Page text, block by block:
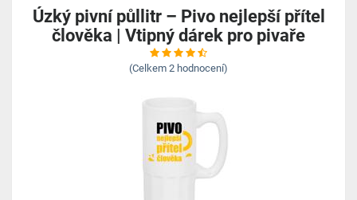
Úzký pivní půllitr – Pivo nejlepší přítel
člověka | Vtipný dárek pro pivaře
(Celkem 2 hodnocení)